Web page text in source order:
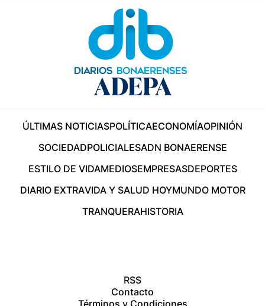
ÚLTIMAS NOTICIASPOLÍTICAECONOMÍAOPINIÓN
SOCIEDADPOLICIALESADN BONAERENSE
ESTILO DE VIDAMEDIOSEMPRESASDEPORTES
DIARIO EXTRAVIDA Y SALUD HOYMUNDO MOTOR
TRANQUERAHISTORIA
RSS
Contacto
Términos y Condiciones